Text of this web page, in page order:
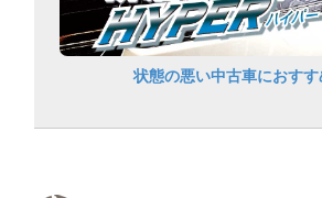
状態の悪い中古車におすす